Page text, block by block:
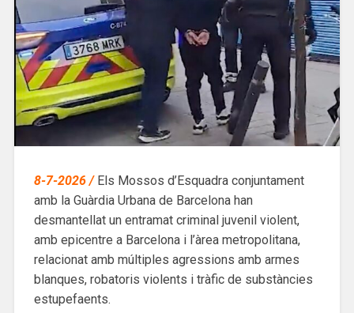
8-7-2026 /Els Mossos d’Esquadra conjuntament
amb la Guàrdia Urbana de Barcelona han
desmantellat un entramat criminal juvenil violent,
amb epicentre a Barcelona i l’àrea metropolitana,
relacionat amb múltiples agressions amb armes
blanques, robatoris violents i tràfic de substàncies
estupefaents.